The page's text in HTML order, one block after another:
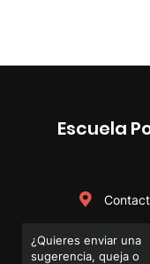
Escuela
¿Quieres enviar una
sugerencia, queja o